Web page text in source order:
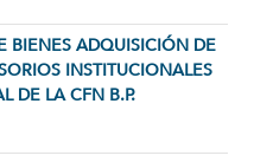
BIENES ADQUISICIÓN DE
INSTITUCIONALES
DE LA CFN B.P.